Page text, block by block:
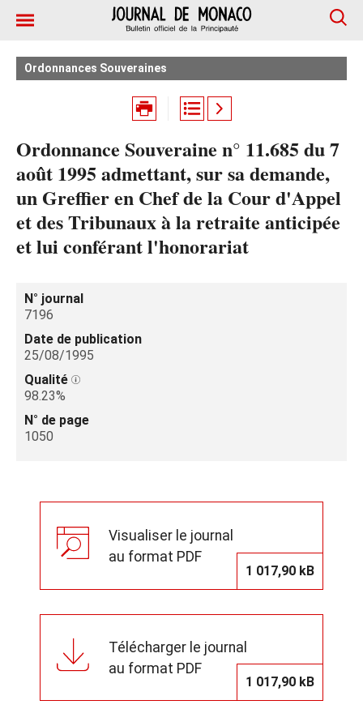
Ordonnances Souveraines
Ordonnance Souveraine n° 11.685 du 7
août 1995 admettant, sur sa demande,
un Greffier en Chef de la Cour d'Appel
et des Tribunaux à la retraite anticipée
et lui conférant l'honorariat
N° journal
7196
Date de publication
25/08/1995
Qualité
98.23%
N° de page
1050
Visualiser le journal
au format PDF
1 017,90 kB
Télécharger le journal
au format PDF
1 017,90 kB